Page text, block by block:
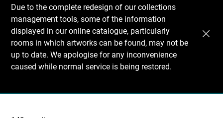
Due to the complete redesign of our collections
management tools, some of the information
displayed in our online catalogue, particularly
rooms in which artworks can be found, may not be
up to date. We apologise for any inconvenience
caused while normal service is being restored.
Recherche